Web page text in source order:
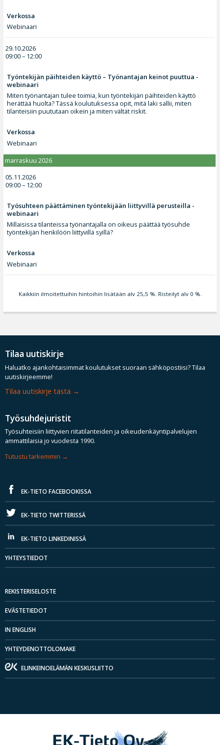
Verkossa
Webinaari
29.10.2026
09:00 – 12:00
Työntekijän päihteiden käyttö – Työnantajan keinot puuttua -
webinaari
Miten työnantajan tulee toimia, kun työntekijän päihteiden käyttö
herättää huolta? Tässä koulutuksessa opit, mitä laki sallii, miten
tilanteisiin puututaan oikein ja miten vältät riskit.
Verkossa
Webinaari
marraskuu 2026
05.11.2026
09:00 – 12:00
Työsuhteen päättäminen työntekijään liittyvillä perusteilla -
webinaari
Millaisissa tilanteissa työnantajalla on oikeus päättää työsuhde
työntekijän henkilöön liittyvillä syillä?
Verkossa
Webinaari
Kaikkiin ilmoitettuihin hintoihin lisätään alv 25,5 %. Risteilyt alv 0 %.
Tilaa uutiskirje
Haluatko ajankohtaisimmat koulutukset suoraan sähköpostiisi? Tilaa
uutiskirjeemme!
Tilaa uutiskirje tästä
Työsuhdejuristit
Työsuhteisiin liittyvien riitatilanteiden ja oikeudenkäyntipalvelujen
ammattilaisia jo vuodesta 1990.
Tutustu tarkemmin
EK-TIETO FACEBOOKISSA
EK-TIETO TWITTERISSÄ
EK-TIETO LINKEDINISSÄ
YHTEYSTIEDOT
REKISTERISELOSTE
EVÄSTETIEDOT
IN ENGLISH
YHTEYDENOTTOLOMAKE
ELINKEINOELÄMÄN KESKUSLIITTO